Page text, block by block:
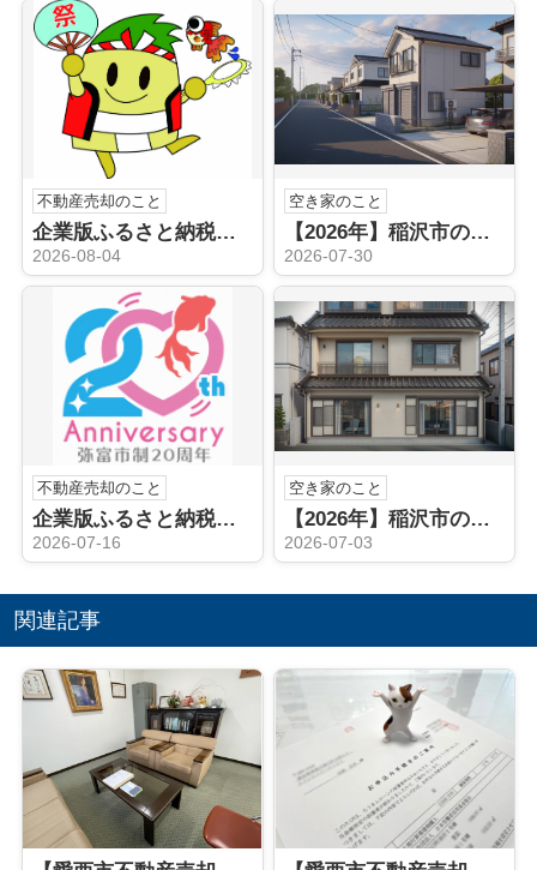
不動産売却のこと
企業版ふるさと納税（稲沢市）
2026-08-04
空き家のこと
【2026年】稲沢市の空き家売却はどうする？不動産会社の選び方と手順を解説
2026-07-30
不動産売却のこと
企業版ふるさと納税（弥富市）
2026-07-16
空き家のこと
【2026年】稲沢市の空き家相続後どうする？売却や手続きの流れを解説
2026-07-03
関連記事